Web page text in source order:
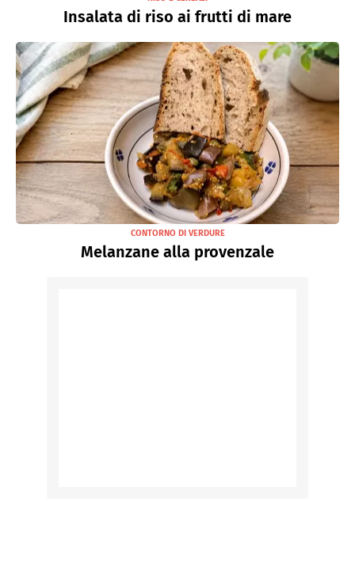
Insalata di riso ai frutti di mare
CONTORNO DI VERDURE
Melanzane alla provenzale